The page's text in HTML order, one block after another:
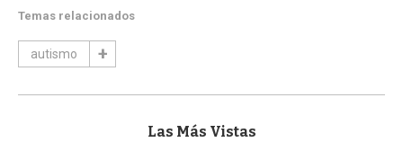
Temas relacionados
autismo
Las Más Vistas